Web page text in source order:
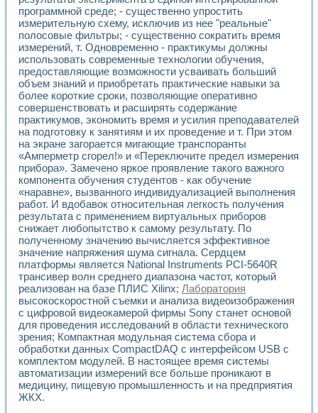
Лабораторные практикумы по информационно-
Виртуальный измеритель частотных характеристик на
Лабораторный практикум по основам теории Коммутации
Разработка виртуальной лабораторной работы
Виртуальные практикумы по электротехнике в среде
Из опыта внедрения в рамках национального проекта
Исследование эффективности решателей
Опыт разработки LabVIEW лабораторных практикумов
Проблемы повышения качества образования и
Развитие LabVIEW лабораторного практикума по
Разработка виртуальной лаборатории по электротехнике
Усовершенствованные алгоритмы частотного анализа
Об опыте работы учебного центра «Технологии
Технологии NI в магистерской программе «Прикладная
Система диагностики двигателей постоянного тока
Автоматизированный стенд формирования
Лабораторный практикум по курсу ИИС на базе
Партнеры
Академические и отраслевые институты
Учебные заведения
Бизнес
Контакты
программной среде; - существенно упростить
измерительную схему, исключив из нее "реальные"
полосовые фильтры; - существенно сократить время
измерений, т. Одновременно - практикумы должны
использовать современные технологии обучения,
предоставляющие возможности усваивать больший
объем знаний и приобретать практические навыки за
более короткие сроки, позволяющие оперативно
совершенствовать и расширять содержание
практикумов, экономить время и усилия преподавателей
на подготовку к занятиям и их проведение и т. При этом
на экране загорается мигающие транспоранты
«Амперметр сгорел!» и «Переключите предел измерения
прибора». Замечено яркое проявление такого важного
компонента обучения студентов - как обучение
«наравне», вызванного индивидуализацией выполнения
работ. И вдобавок относительная легкость получения
результата с применением виртуальных приборов
снижает любопытство к самому результату. По
полученному значению вычисляется эффективное
значение напряжения шума сигнала. Сердцем
платформы является National Instruments PCI-5640R
трансивер волн среднего диапазона частот, который
реализован на базе ПЛИС Xilinx; Лаборатория
высокоскоростной съемки и анализа видеоизображения
с цифровой видеокамерой фирмы Sony станет основой
для проведения исследований в области технического
зрения; Компактная модульная система сбора и
обработки данных CompactDAQ с интерфейсом USB с
комплектом модулей. В настоящее время системы
автоматизации измерений все больше проникают в
медицину, пищевую промышленность и на предприятия
ЖКХ.